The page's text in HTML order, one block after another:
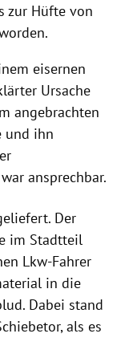
zur Hüfte von
eisernen
Ursache
angebrachten
und ihn
ansprechbar.
Der
im Stadtteil
Lkw-Fahrer
in die
Dabei stand
als es